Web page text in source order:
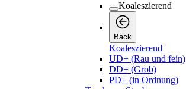
Koaleszierend
Back
Koaleszierend
UD+ (Rau und fein)
DD+ (Grob)
PD+ (in Ordnung)